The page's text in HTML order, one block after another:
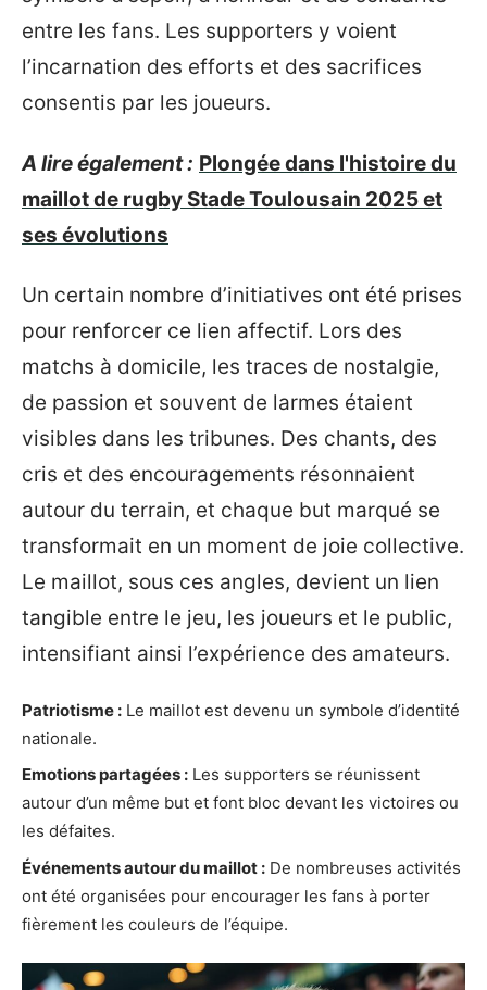
entre les fans. Les supporters y voient
l’incarnation des efforts et des sacrifices
consentis par les joueurs.
A lire également : Plongée dans l'histoire du
maillot de rugby Stade Toulousain 2025 et
ses évolutions
Un certain nombre d’initiatives ont été prises
pour renforcer ce lien affectif. Lors des
matchs à domicile, les traces de nostalgie,
de passion et souvent de larmes étaient
visibles dans les tribunes. Des chants, des
cris et des encouragements résonnaient
autour du terrain, et chaque but marqué se
transformait en un moment de joie collective.
Le maillot, sous ces angles, devient un lien
tangible entre le jeu, les joueurs et le public,
intensifiant ainsi l’expérience des amateurs.
Patriotisme : Le maillot est devenu un symbole d’identité
nationale.
Emotions partagées : Les supporters se réunissent
autour d’un même but et font bloc devant les victoires ou
les défaites.
Événements autour du maillot : De nombreuses activités
ont été organisées pour encourager les fans à porter
fièrement les couleurs de l’équipe.